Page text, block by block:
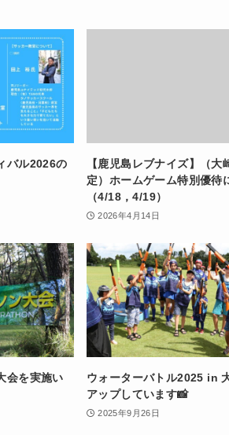
バル2026の
【鹿児島レブナイズ】（大
定）ホームゲーム特別優待
（4/18，4/19）
2026年4月14日
会を実施い
ウォーターバトル2025 in
アップしています📸
2025年9月26日